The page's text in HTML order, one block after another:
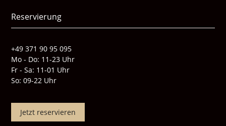
Reservierung
+49 371 90 95 095
Mo - Do: 11-23 Uhr
Fr - Sa: 11-01 Uhr
So: 09-22 Uhr
Jetzt reservieren